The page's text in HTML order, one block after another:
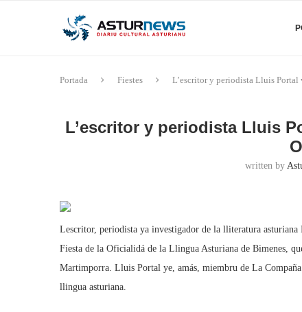
Portada Fiestes L’escritor y periodista Lluis
L’escritor y periodista Lluis
written by
Lescritor, periodista ya investigador de la lliteratura
Fiesta de la Oficialidá de la Llingua Asturiana de Bimenes,
Martimporra. Lluis Portal ye, amás, miembru de La
llingua asturiana.